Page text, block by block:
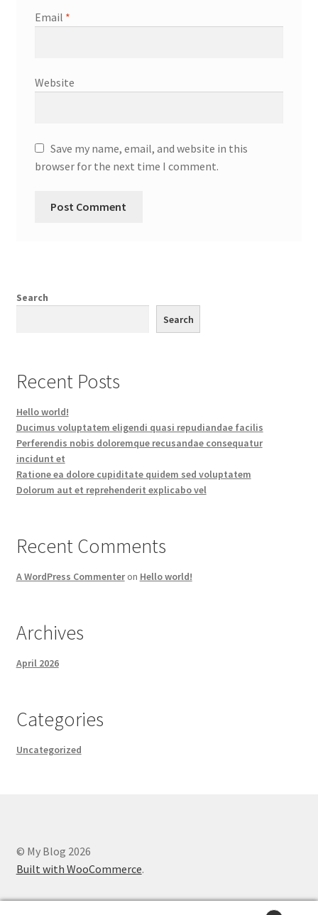
Email *
Website
Save my name, email, and website in this
browser for the next time I comment.
Search
Search
Recent Posts
Hello world!
Ducimus voluptatem eligendi quasi repudiandae facilis
Perferendis nobis doloremque recusandae consequatur
incidunt et
Ratione ea dolore cupiditate quidem sed voluptatem
Dolorum aut et reprehenderit explicabo vel
Recent Comments
A WordPress Commenteron Hello world!
Archives
April 2026
Categories
Uncategorized
© My Blog 2026
Built with WooCommerce.